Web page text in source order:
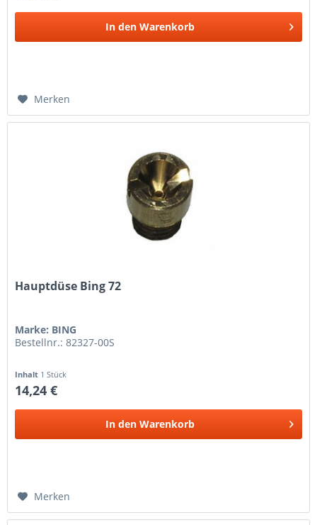
In den Warenkorb
Merken
Hauptdüse Bing 72
Marke: BING
Bestellnr.: 82327-00S
Inhalt 1 Stück
14,24 €
In den Warenkorb
Merken